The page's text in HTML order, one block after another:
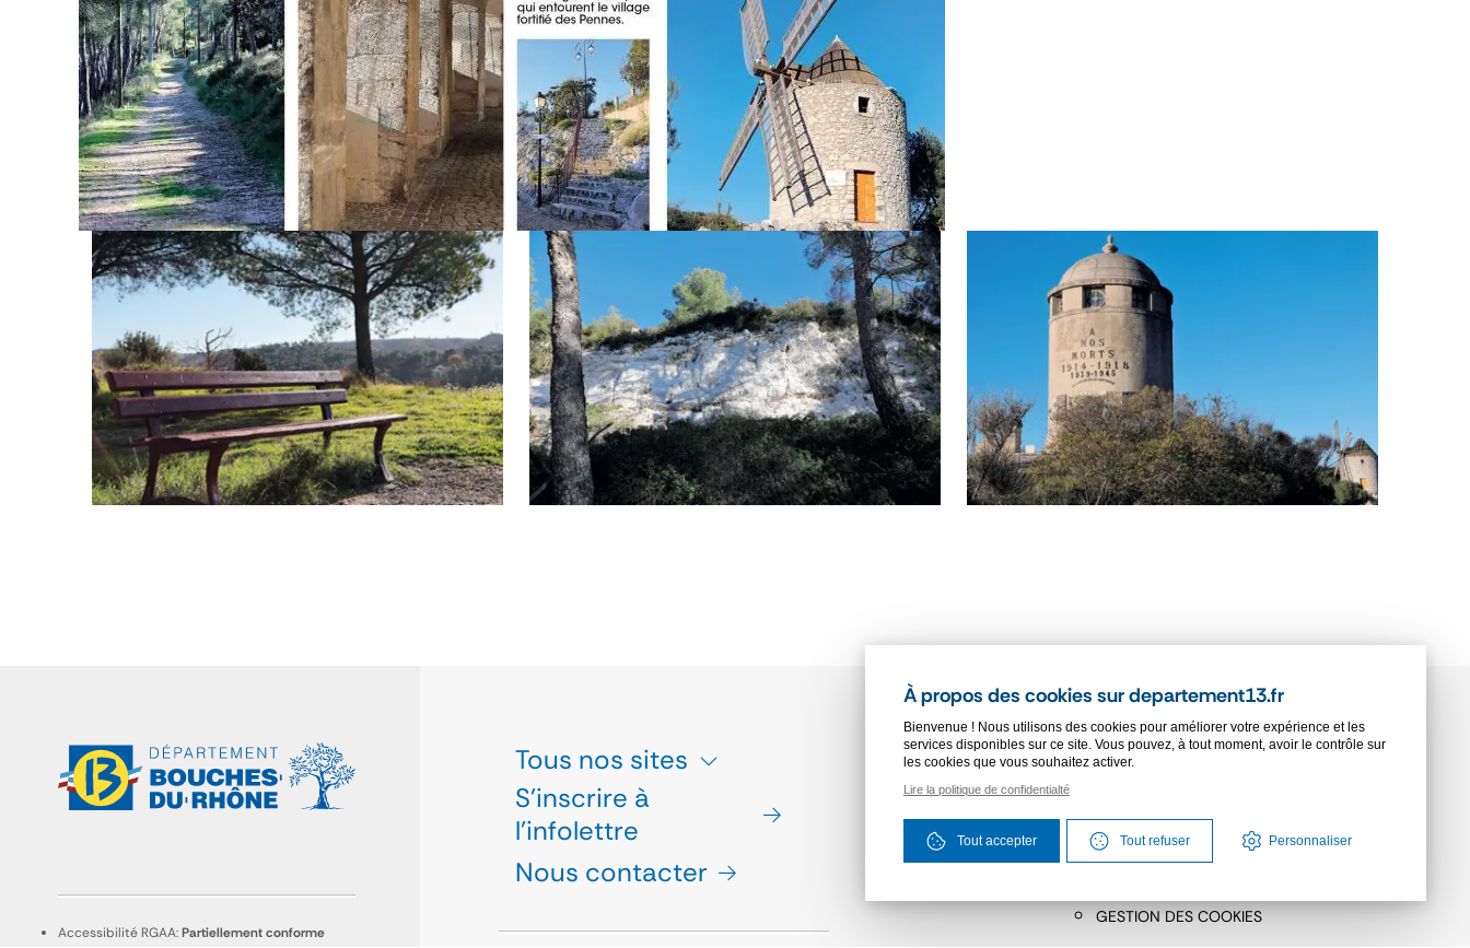
À propos des cookies sur departement13.fr
Bienvenue ! Nous utilisons des cookies pour améliorer votre expérience et les
services disponibles sur ce site. Vous pouvez, à tout moment, avoir le contrôle sur
les cookies que vous souhaitez activer.
Lire la politique de confidentialté
Tout accepter Tout refuser Personnaliser
Accessibilité RGAA:Partiellement conforme
Tous nos sites
S'inscrire à
l'infolettre
Nous contacter
ESPACE PRESSE
CHARTE GRAPHIQUE
MARCHÉS PUBLICS
PLAN DU SITE
MENTIONS LÉGALES
GESTION DES COOKIES